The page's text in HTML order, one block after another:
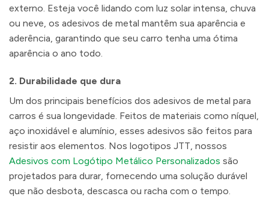
externo. Esteja você lidando com luz solar intensa, chuva
ou neve, os adesivos de metal mantêm sua aparência e
aderência, garantindo que seu carro tenha uma ótima
aparência o ano todo.
2. Durabilidade que dura
Um dos principais benefícios dos adesivos de metal para
carros é sua longevidade. Feitos de materiais como níquel,
aço inoxidável e alumínio, esses adesivos são feitos para
resistir aos elementos. Nos logotipos JTT, nossos
Adesivos com Logótipo Metálico Personalizados são
projetados para durar, fornecendo uma solução durável
que não desbota, descasca ou racha com o tempo.